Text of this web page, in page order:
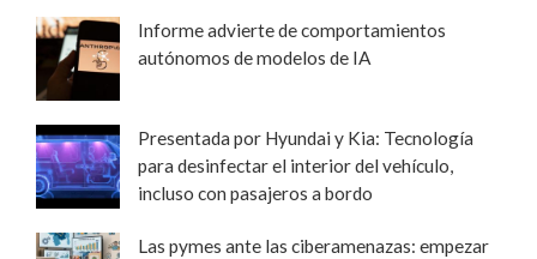
Informe advierte de comportamientos
autónomos de modelos de IA
Presentada por Hyundai y Kia: Tecnología
para desinfectar el interior del vehículo,
incluso con pasajeros a bordo
Las pymes ante las ciberamenazas: empezar